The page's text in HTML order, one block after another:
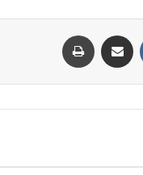
مشاركة عبر البريد